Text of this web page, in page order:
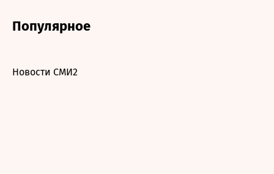
Популярное
Новости СМИ2